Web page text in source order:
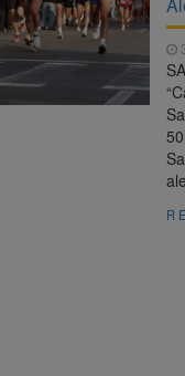
6 august 2026
procesul
6 august 2026